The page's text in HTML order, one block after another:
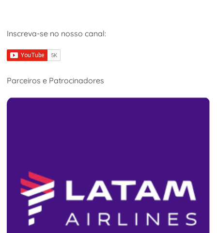
Inscreva-se no nosso canal:
Parceiros e Patrocinadores